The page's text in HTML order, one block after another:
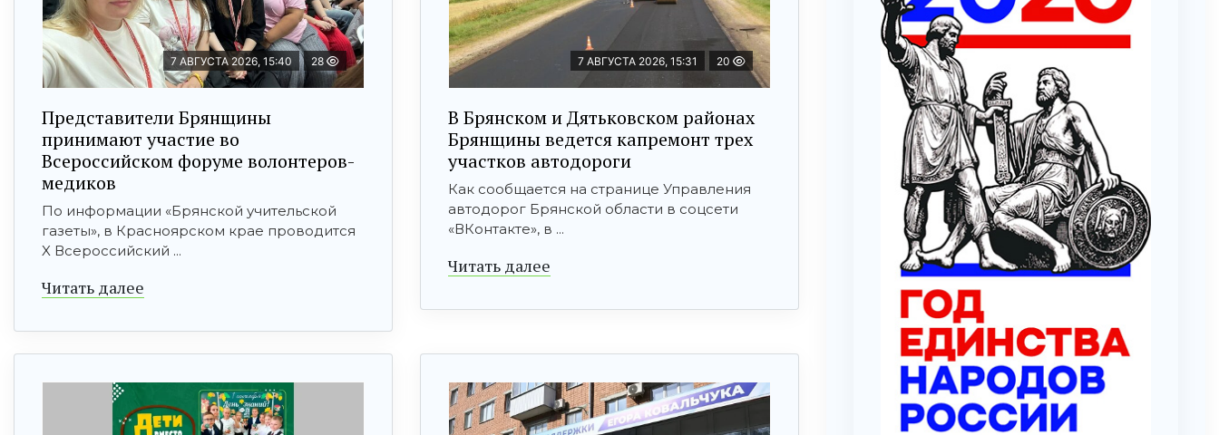
7 АВГУСТА 2026, 15:40 28
Представители Брянщины
принимают участие во
Всероссийском форуме волонтеров-
медиков
По информации «Брянской учительской
газеты», в Красноярском крае проводится
X Всероссийский ...
Читать далее
7 АВГУСТА 2026, 15:31 20
В Брянском и Дятьковском районах
Брянщины ведется капремонт трех
участков автодороги
Как сообщается на странице Управления
автодорог Брянской области в соцсети
«ВКонтакте», в ...
Читать далее